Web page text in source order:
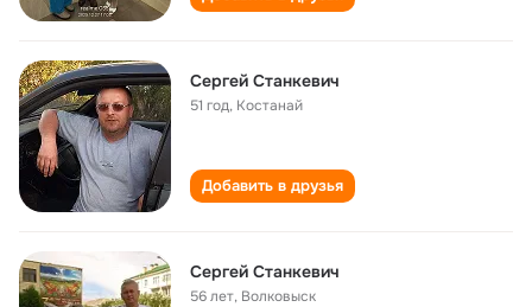
Сергей Станкевич
51 год, Костанай
Добавить в друзья
Сергей Станкевич
56 лет, Волковыск